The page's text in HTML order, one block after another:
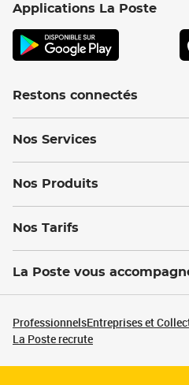
Applications La Poste
Restons connectés
Nos Services
Nos Produits
Nos Tarifs
La Poste vous
ProfessionnelsEntreprises et
La Poste recrute